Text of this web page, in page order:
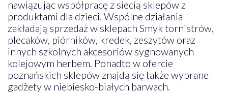
nawiązując współpracę z siecią sklepów z
produktami dla dzieci. Wspólne działania
zakładają sprzedaż w sklepach Smyk tornistrów,
plecaków, piórników, kredek, zeszytów oraz
innych szkolnych akcesoriów sygnowanych
kolejowym herbem. Ponadto w ofercie
poznańskich sklepów znajdą się także wybrane
gadżety w niebiesko-białych barwach.